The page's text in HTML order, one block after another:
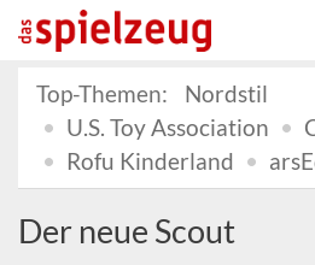
Top-Themen:
Nordstil
U.S. Toy Association
Rofu Kinderland
Der neue Scout